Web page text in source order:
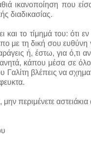
ικανοποίηση που
διαδικασίας.
το τίμημά του: ότι εν
με τη δική σου ευθύνη
ή, έστω, για ό,τι
κάπου μέσα σε
βλέπεις να
μην περιμένετε